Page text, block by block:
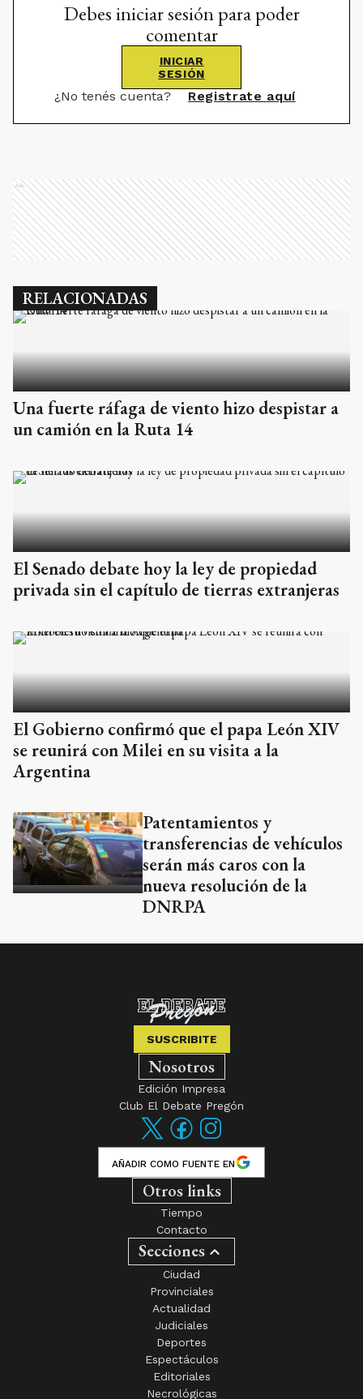
Debes iniciar sesión para poder
comentar
INICIAR
SESIÓN
¿No tenés cuenta? Registrate aquí
Ads
RELACIONADAS
Una fuerte ráfaga de viento hizo despistar a
un camión en la Ruta 14
El Senado debate hoy la ley de propiedad
privada sin el capítulo de tierras extranjeras
El Gobierno confirmó que el papa León XIV
se reunirá con Milei en su visita a la
Argentina
Patentamientos y
transferencias de vehículos
serán más caros con la
nueva resolución de la
DNRPA
SUSCRIBITE
Nosotros
Edición Impresa
Club El Debate Pregón
AÑADIR COMO FUENTE EN
Otros links
Tiempo
Contacto
Secciones
Ciudad
Provinciales
Actualidad
Judiciales
Deportes
Espectáculos
Editoriales
Necrológicas